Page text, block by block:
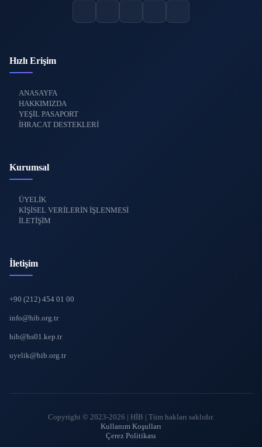
Hızlı Erişim
ANASAYFA
HAKKIMIZDA
YEŞİL PASAPORT
İHRACAT DESTEKLERİ
Kurumsal
ÜYELİK
KİŞİSEL VERİLERİN İŞLENMESİ
İLETİŞİM
İletişim
+90 (212) 454 01 00
info@hib.org.tr
hib@hs01.kep.tr
uyelik@hib.org.tr
Copyright © 2023-2026 | HİB | Tüm hakları saklıdır.
Kullanım Koşulları
Çerez Politikası